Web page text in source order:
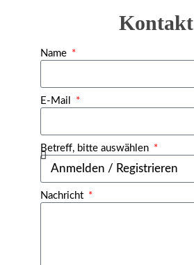
Kontakt
Name
E-Mail
Betreff, bitte auswählen
Nachricht